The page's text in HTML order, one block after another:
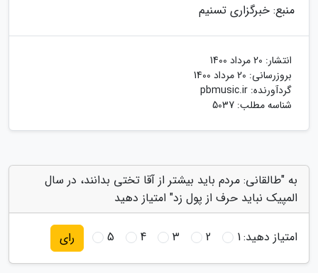
منبع: خبرگزاری تسنیم
انتشار: 20 مرداد 1400
بروزرسانی: 20 مرداد 1400
گردآورنده: pbmusic.ir
شناسه مطلب: 5037
به "طالقانی: مردم باید بیشتر از آقا تختی بدانند، در سال
المپیک نباید حرف از پول زد" امتیاز دهید
امتیاز دهید:1
2
3
4
5 رای